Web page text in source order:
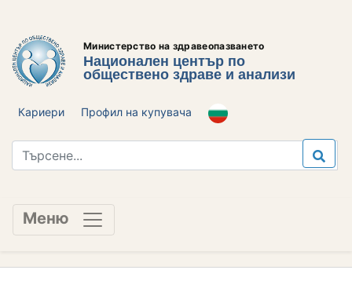
Министерство на здравеопазването
Национален център по
обществено здраве и анализи
Кариери Профил на купувача
Меню